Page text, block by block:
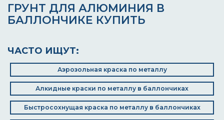
ГРУНТ ДЛЯ АЛЮМИНИЯ В
БАЛЛОНЧИКЕ КУПИТЬ
ЧАСТО ИЩУТ:
Аэрозольная краска по металлу
Алкидные краски по металлу в баллончиках
Быстросохнущая краска по металлу в баллончиках